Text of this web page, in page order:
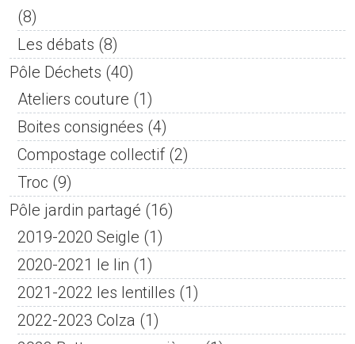
(8)
Les débats (8)
Pôle Déchets (40)
Ateliers couture (1)
Boites consignées (4)
Compostage collectif(2)
Troc (9)
Pôle jardin partagé (16)
2019-2020 Seigle (1)
2020-2021 le lin (1)
2021-2022 les lentilles (1)
2022-2023 Colza (1)